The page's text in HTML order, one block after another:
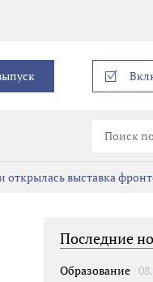
открылась выставка
Последние
Образование